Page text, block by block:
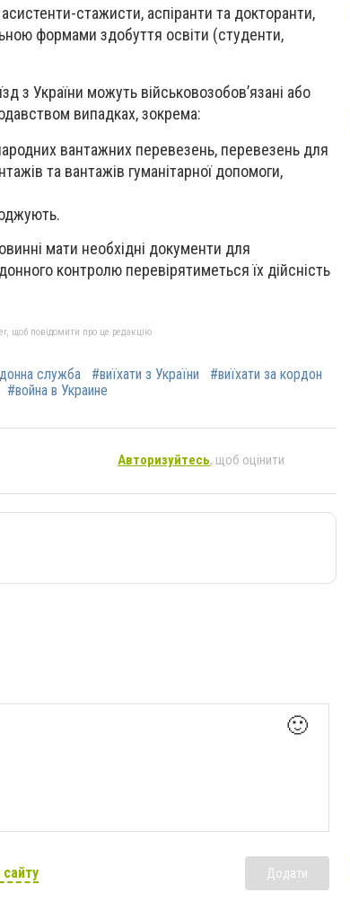
стажисти, аспіранти та докторанти,
формами здобуття освіти (студенти,
з України можуть військовозобов’язані або
випадках, зокрема:
вантажних перевезень, перевезень для
та вантажів гуманітарної допомоги,
мати необхідні документи для
контролю перевірятиметься їх дійсність
щоб повідомити про це редакцію
служба #виїхати з України
#виїхати за кордон
#война в Украине
Авторизуйтесь, щоб оцінити
🙂
Додати